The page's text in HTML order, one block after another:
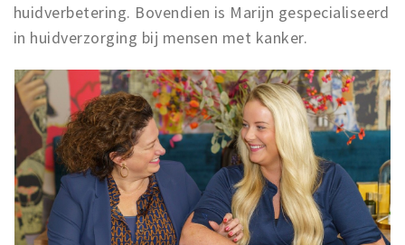
huidverbetering. Bovendien is Marijn gespecialiseerd
in huidverzorging bij mensen met kanker.